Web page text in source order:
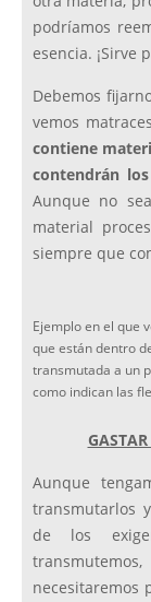
podríamos
esencia. ¡Sirve
Debemos
vemos
contiene
contendrán
Aunque no
material
siempre que
Ejemplo en el que
que están dentro
transmutada a un
como indican las
Aunque
transmutarlos
de los
necesitaremos